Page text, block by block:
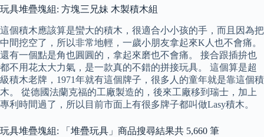
玩具堆疊塊組: 方塊三兄妹 木製積木組
這個積木應該算是蠻大的積木，很適合小小孩的手，而且因為把
中間挖空了，所以非常地輕，一歲小朋友拿起來K人也不會痛。
還有一個點是角也圓圓的，拿起來磨也不會痛。 接合跟插拚也
都不用花太大力氣，是一款真的不錯的拼接玩具。 這個算是超
級積木老牌，1971年就有這個牌子，很多人的童年就是靠這個積
木。 從德國法蘭克福的工廠製造的，後來工廠移到瑞士，加上
專利時間過了，所以目前市面上有很多牌子都叫做Lasy積木。
玩具堆疊塊組: 「堆疊玩具」商品搜尋結果共 5,660 筆